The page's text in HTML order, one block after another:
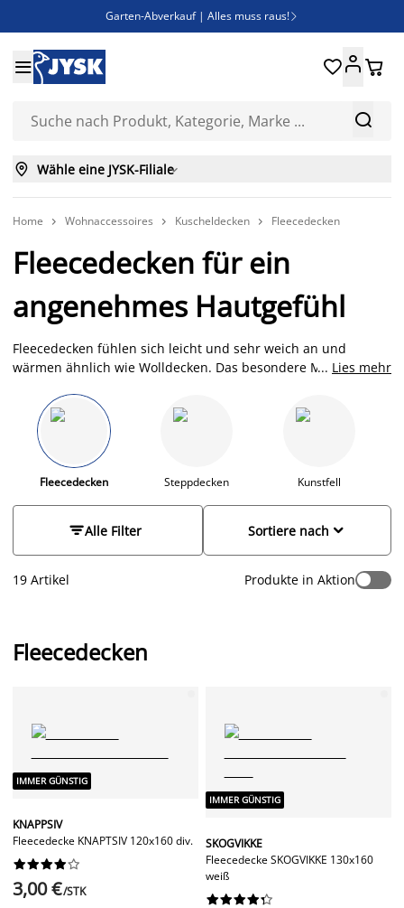
Garten-Abverkauf | Alles muss raus! 
Bist du Unternehmer? Entdecke JYSK-B2B
Esszimmerstuhl ADSLEV um nur 40€


 
 Wähle eine JYSK-Filiale
Home  Wohnaccessoires  Kuscheldecken  Fleecedecken
Fleecedecken für ein
angenehmes Hautgefühl
Fleecedecken fühlen sich leicht und sehr weich an und
wärmen ähnlich wie Wolldecken. Das besondere Material der
schnell, wenn du einmal beim Filmabend dein Getränk
verschütten solltest. Bei JYSK findest du Wohndecken in
verschiedenen Größen, angefangen von 130 x 160 cm bis hin
zur XXL-Variante mit einer Größe von 220 x 240cm. Wenn du
dich für eine große Fleecedecke entscheidest, kannst du diese
dekoriere dein Zuhause mit pflegeleichten Kuscheldecken.
... Lies mehr
Fleecedecken Steppdecken Kunstfell
Alle Filter 
Sortiere nach
19 Artikel Produkte in Aktion
Fleecedecken
IMMER GÜNSTIG
KNAPPSIV
Fleecedecke KNAPTSIV 120x160 div.






3,00 €/STK
IMMER GÜNSTIG
SKOGVIKKE
Fleecedecke SKOGVIKKE 130x160
weiß





